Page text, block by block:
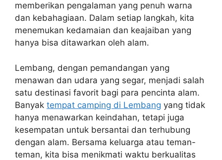
memberikan pengalaman yang penuh warna
dan kebahagiaan. Dalam setiap langkah, kita
menemukan kedamaian dan keajaiban yang
hanya bisa ditawarkan oleh alam.
Lembang, dengan pemandangan yang
menawan dan udara yang segar, menjadi salah
satu destinasi favorit bagi para pencinta alam.
Banyak tempat camping di Lembang yang tidak
hanya menawarkan keindahan, tetapi juga
kesempatan untuk bersantai dan terhubung
dengan alam. Bersama keluarga atau teman-
teman, kita bisa menikmati waktu berkualitas